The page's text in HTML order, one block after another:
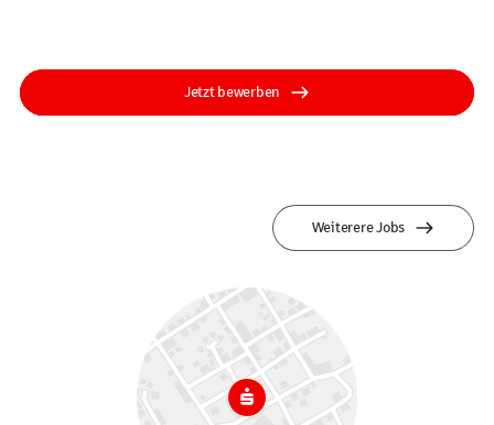
Jetzt bewerben
Weiterere Jobs